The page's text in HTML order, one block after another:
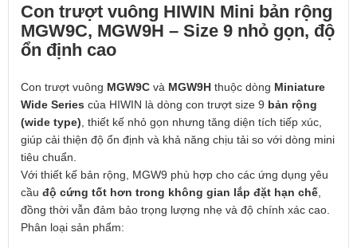
Con trượt vuông HIWIN Mini bản rộng
MGW9C, MGW9H – Size 9 nhỏ gọn, độ
ổn định cao
Con trượt vuông MGW9C và MGW9H thuộc dòng Miniature
Wide Series của HIWIN là dòng con trượt size 9 bản rộng
(wide type) , thiết kế nhỏ gọn nhưng tăng diện tích tiếp xúc,
giúp cải thiện độ ổn định và khả năng chịu tải so với dòng mini
tiêu chuẩn.
Với thiết kế bản rộng, MGW9 phù hợp cho các ứng dụng yêu
cầu độ cứng tốt hơn trong không gian lắp đặt hạn chế
đồng thời vẫn đảm bảo trọng lượng nhẹ và độ chính xác cao.
Phân loại sản phẩm: